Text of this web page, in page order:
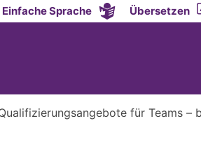
Einfache Sprache Übersetzen
für Teams –